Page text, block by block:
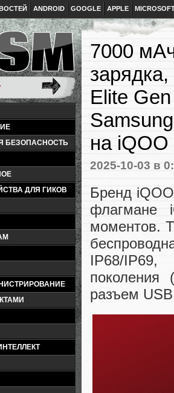
ANDROID GOOGLE APPLE
БЕЗОПАСНОСТЬ
ДЛЯ ГИКОВ
7000
Elite
на iQOO
2025-10-03 в
Бренд
флагмане
моментов.
IP68/IP69,
разъем